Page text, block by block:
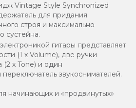
Vintage Style Synchronized
для придания
строя и максимально
сустейна.
гитары представляет
(1 х Volume), две ручки
(2 х Tone) и один
звукоснимателей.
начинающих и «продвинутых»